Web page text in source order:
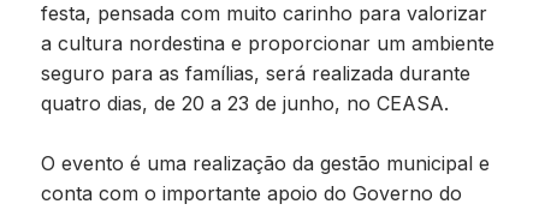
festa, pensada com muito carinho para valorizar
a cultura nordestina e proporcionar um ambiente
seguro para as famílias, será realizada durante
quatro dias, de 20 a 23 de junho, no CEASA.
O evento é uma realização da gestão municipal e
conta com o importante apoio do Governo do